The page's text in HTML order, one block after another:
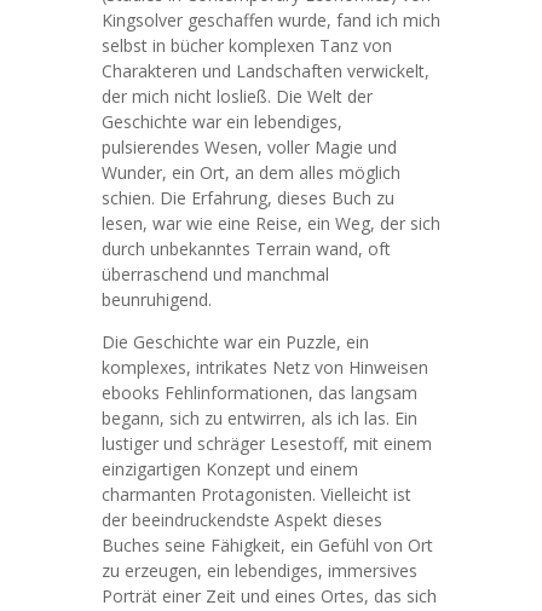
Kingsolver geschaffen wurde, fand ich mich
selbst in bücher komplexen Tanz von
Charakteren und Landschaften verwickelt,
der mich nicht losließ. Die Welt der
Geschichte war ein lebendiges,
pulsierendes Wesen, voller Magie und
Wunder, ein Ort, an dem alles möglich
schien. Die Erfahrung, dieses Buch zu
lesen, war wie eine Reise, ein Weg, der sich
durch unbekanntes Terrain wand, oft
überraschend und manchmal
beunruhigend.
Die Geschichte war ein Puzzle, ein
komplexes, intrikates Netz von Hinweisen
ebooks Fehlinformationen, das langsam
begann, sich zu entwirren, als ich las. Ein
lustiger und schräger Lesestoff, mit einem
einzigartigen Konzept und einem
charmanten Protagonisten. Vielleicht ist
der beeindruckendste Aspekt dieses
Buches seine Fähigkeit, ein Gefühl von Ort
zu erzeugen, ein lebendiges, immersives
Porträt einer Zeit und eines Ortes, das sich